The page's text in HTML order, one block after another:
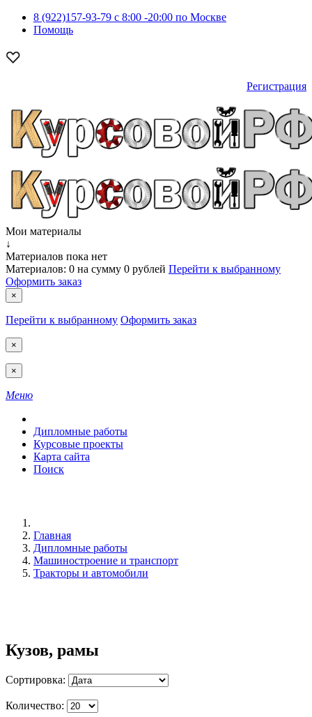
8 (922)157-93-79 c 8:00 -20:00 по Москве
Помощь
Регистрация
Мои материалы
↓
Материалов пока нет
Материалов: 0 на сумму 0 рублей Перейти к выбранному
Оформить заказ
×
Перейти к выбранному Оформить заказ
×
×
Меню
Дипломные работы
Курсовые проекты
Карта сайта
Поиск
Главная
Дипломные работы
Машиностроение и транспорт
Тракторы и автомобили
Кузов, рамы
Сортировка:
Количество: